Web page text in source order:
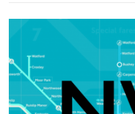
ค้นหา